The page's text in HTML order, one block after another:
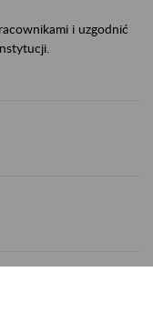
i uzgodnić